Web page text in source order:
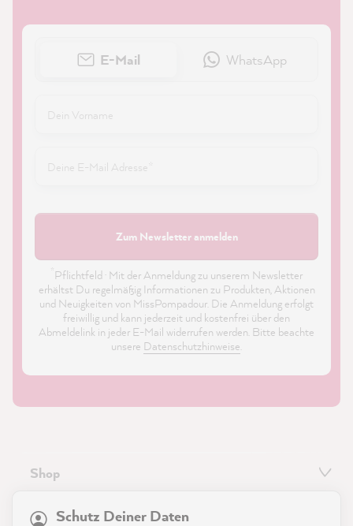
E-Mail WhatsApp
Zum Newsletter anmelden
Pflichtfeld · Mit der Anmeldung zu unserem Newsletter
erhältst Du regelmäßig Informationen zu Produkten, Aktionen
und Neuigkeiten von MissPompadour. Die Anmeldung erfolgt
freiwillig und kann jederzeit und kostenfrei über den
Abmeldelink in jeder E-Mail widerrufen werden. Bitte beachte
unsere Datenschutzhinweise.
Shop
ServiceSchutz Deiner Daten